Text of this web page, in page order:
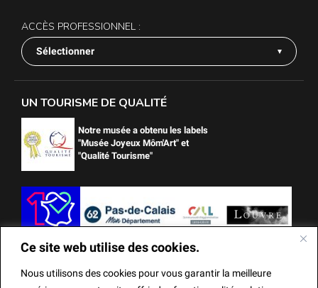
Ce site web utilise des cookies.
Nous utilisons des cookies pour vous garantir la meilleure
ACCÈS PROFESSIONNEL :
Sélectionner
UN TOURISME DE QUALITÉ
Notre musée a obtenu les labels
"Musée Joyeux Môm'Art" et
"Qualité Tourisme"